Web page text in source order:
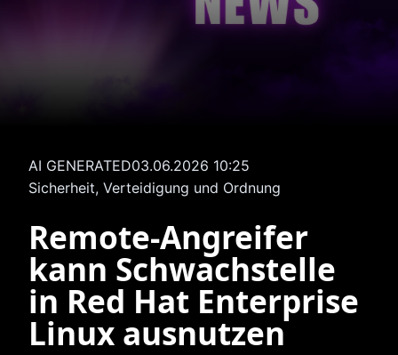
AI GENERATED03.06.2026 10:25
Sicherheit, Verteidigung und Ordnung
Remote-Angreifer
kann Schwachstelle
in Red Hat Enterprise
Linux ausnutzen